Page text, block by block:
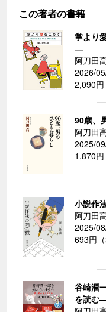
この著者の書籍
掌より
―
阿刀田
2026/
2,090円
90歳、
阿刀田
2025/
1,870円
小説作
阿刀田
2025/
693円（
谷崎潤
を読む